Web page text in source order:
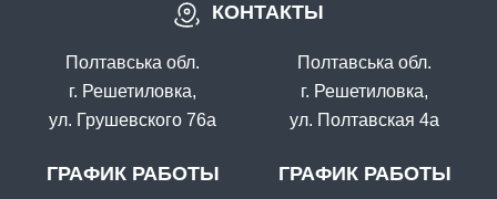
КОНТАКТЫ
Полтавська обл.
г. Решетиловка,
ул. Грушевского 76а
ГРАФИК РАБОТЫ
Полтавська обл.
г. Решетиловка,
ул. Полтавская 4а
ГРАФИК РАБОТЫ